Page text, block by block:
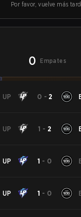
Por favor, vuelve más
0 Empates
UP 0 - 2
UP 1 - 2
UP 1 - 0
UP 1 - 0